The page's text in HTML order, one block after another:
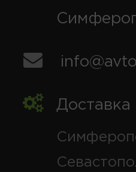
Доставка